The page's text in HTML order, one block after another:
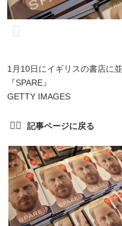
1月10日にイギリスの書店に
『SPARE』
GETTY IMAGES